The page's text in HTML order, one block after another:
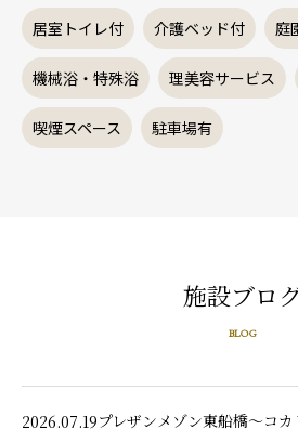
居室トイレ付 介護ベッド付 庭
機械浴・特殊浴 理美容サービス
喫煙スペース 駐車場有
施設ブロ
BLOG
2026.07.19プレザンメゾン東船橋～コ